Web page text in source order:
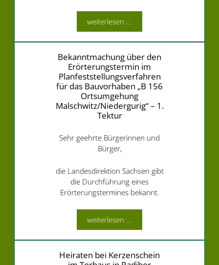
weiterlesen ...
Bekanntmachung über den
Erörterungstermin im
Planfeststellungsverfahren
für das Bauvorhaben „B 156
Ortsumgehung
Malschwitz/Niedergurig“ – 1.
Tektur
Sehr geehrte Bürgerinnen und
Bürger,
die Landesdirektion Sachsen gibt
die Durchführung eines
Erörterungstermines bekannt.
weiterlesen ...
Heiraten bei Kerzenschein